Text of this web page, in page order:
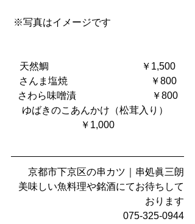
※写真はイメージです
天然鯛　                                  ￥1,500
さんま塩焼                                  ￥800
さわら味噌漬                               ￥800
ゆばきのこあんかけ（松茸入り）
￥1,000
京都市下京区の串カツ｜串処眞三朗
美味しい魚料理や銘酒にてお待ちして
おります
075-325-0944